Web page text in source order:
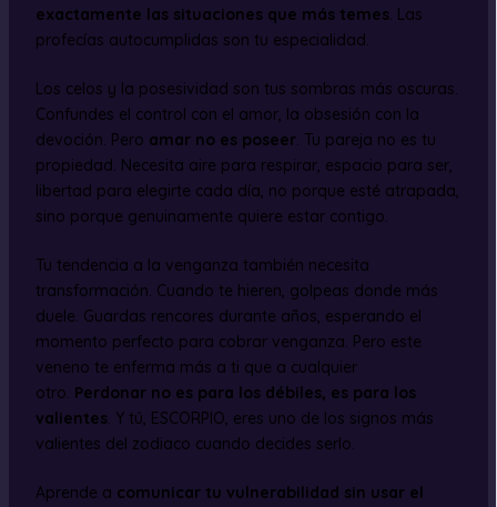
exactamente las situaciones que más temes. Las
profecías autocumplidas son tu especialidad.
Los celos y la posesividad son tus sombras más oscuras.
Confundes el control con el amor, la obsesión con la
devoción. Pero amar no es poseer. Tu pareja no es tu
propiedad. Necesita aire para respirar, espacio para ser,
libertad para elegirte cada día, no porque esté atrapada,
sino porque genuinamente quiere estar contigo.
Tu tendencia a la venganza también necesita
transformación. Cuando te hieren, golpeas donde más
duele. Guardas rencores durante años, esperando el
momento perfecto para cobrar venganza. Pero este
veneno te enferma más a ti que a cualquier
otro. Perdonar no es para los débiles, es para los
valientes. Y tú, ESCORPIO, eres uno de los signos más
valientes del zodiaco cuando decides serlo.
Aprende a comunicar tu vulnerabilidad sin usar el